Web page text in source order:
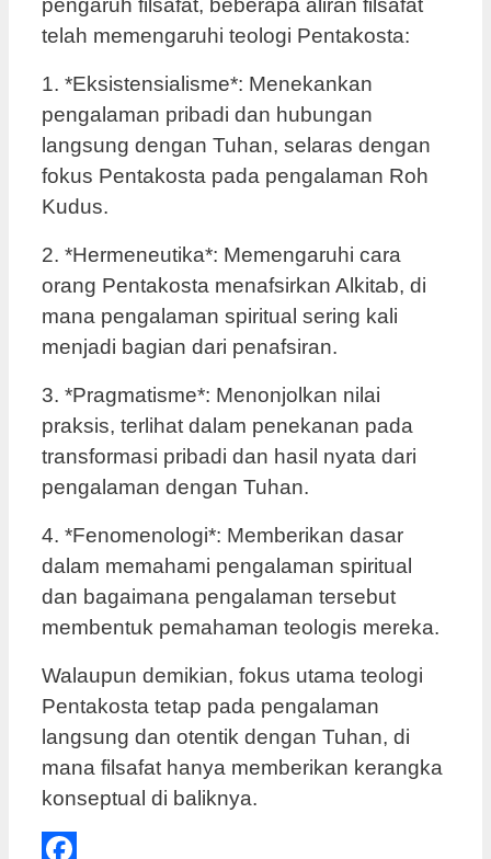
pengaruh filsafat, beberapa aliran filsafat
telah memengaruhi teologi Pentakosta:
1. *Eksistensialisme*: Menekankan
pengalaman pribadi dan hubungan
langsung dengan Tuhan, selaras dengan
fokus Pentakosta pada pengalaman Roh
Kudus.
2. *Hermeneutika*: Memengaruhi cara
orang Pentakosta menafsirkan Alkitab, di
mana pengalaman spiritual sering kali
menjadi bagian dari penafsiran.
3. *Pragmatisme*: Menonjolkan nilai
praksis, terlihat dalam penekanan pada
transformasi pribadi dan hasil nyata dari
pengalaman dengan Tuhan.
4. *Fenomenologi*: Memberikan dasar
dalam memahami pengalaman spiritual
dan bagaimana pengalaman tersebut
membentuk pemahaman teologis mereka.
Walaupun demikian, fokus utama teologi
Pentakosta tetap pada pengalaman
langsung dan otentik dengan Tuhan, di
mana filsafat hanya memberikan kerangka
konseptual di baliknya.